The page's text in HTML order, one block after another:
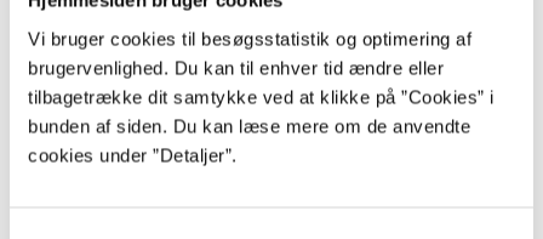
Vi bruger cookies til besøgsstatistik og optimering af
brugervenlighed. Du kan til enhver tid ændre eller
tilbagetrække dit samtykke ved at klikke på ”Cookies” i
bunden af siden. Du kan læse mere om de anvendte
cookies under ”Detaljer”.
Alle registrerede artikler fordelt på udgivelser
...
...